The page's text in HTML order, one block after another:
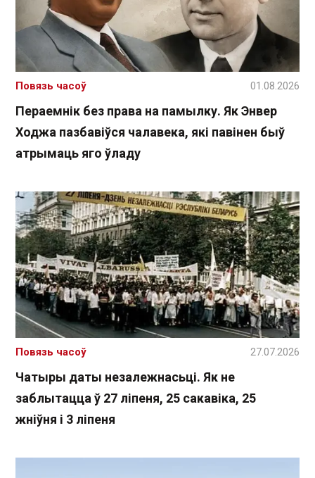
Пераемнік без права на памылку. Як Энвер
Ходжа пазбавіўся чалавека, які павінен быў
атрымаць яго ўладу
Повязь часоў 01.08.2026
Чатыры даты незалежнасьці. Як не
заблытацца ў 27 ліпеня, 25 сакавіка, 25
жніўня і 3 ліпеня
Повязь часоў 27.07.2026